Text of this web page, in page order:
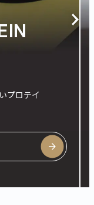
これひと